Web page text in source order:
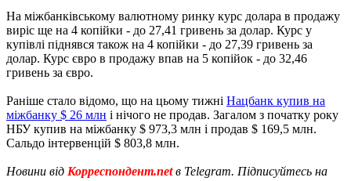
На міжбанківському валютному ринку курс долара в продажу
виріс ще на 4 копійки - до 27,41 гривень за долар. Курс у
купівлі піднявся також на 4 копійки - до 27,39 гривень за
долар. Курс євро в продажу впав на 5 копійок - до 32,46
гривень за євро.
Раніше стало відомо, що на цьому тижні Нацбанк купив на
міжбанку $ 26 млн і нічого не продав. Загалом з початку року
НБУ купив на міжбанку $ 973,3 млн і продав $ 169,5 млн.
Сальдо інтервенцій $ 803,8 млн.
Новини від Корреспондент.netв Telegram. Підписуйтесь на